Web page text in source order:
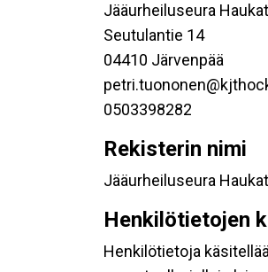
Jääurheiluseura Haukat
Seutulantie 14
04410 Järvenpää
0503398282
Rekisterin nimi
Jääurheiluseura
Henkilötietojen
Henkilötietoja